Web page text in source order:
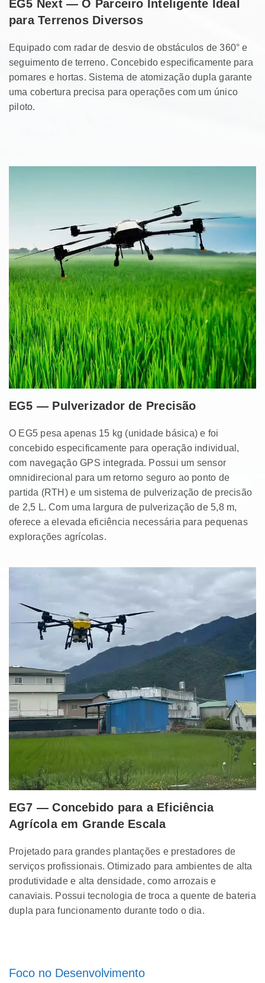
EG5 Next — O Parceiro Inteligente Ideal
para Terrenos Diversos
Equipado com radar de desvio de obstáculos de 360° e
seguimento de terreno. Concebido especificamente para
pomares e hortas. Sistema de atomização dupla garante
uma cobertura precisa para operações com um único
piloto.
EG5 — Pulverizador de Precisão
O EG5 pesa apenas 15 kg (unidade básica) e foi
concebido especificamente para operação individual,
com navegação GPS integrada. Possui um sensor
omnidirecional para um retorno seguro ao ponto de
partida (RTH) e um sistema de pulverização de precisão
de 2,5 L. Com uma largura de pulverização de 5,8 m,
oferece a elevada eficiência necessária para pequenas
explorações agrícolas.
EG7 — Concebido para a Eficiência
Agrícola em Grande Escala
Projetado para grandes plantações e prestadores de
serviços profissionais. Otimizado para ambientes de alta
produtividade e alta densidade, como arrozais e
canaviais. Possui tecnologia de troca a quente de bateria
dupla para funcionamento durante todo o dia.
Foco no Desenvolvimento